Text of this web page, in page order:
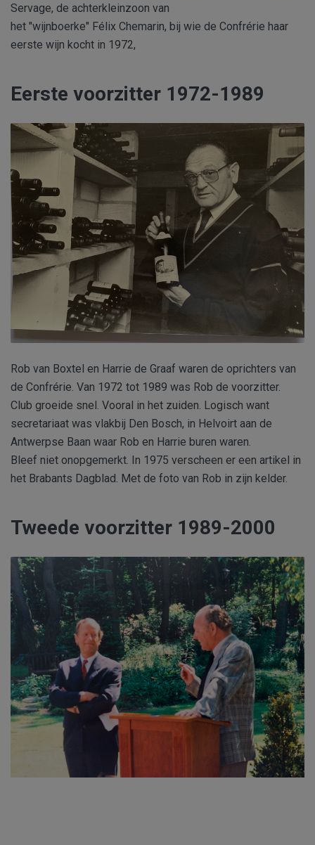
Servage, de achterkleinzoon van
het "wijnboerke" Félix Chemarin, bij wie de Confrérie haar
eerste wijn kocht in 1972,
Eerste voorzitter 1972-1989
Rob van Boxtel en Harrie de Graaf waren de oprichters van
de Confrérie. Van 1972 tot 1989 was Rob de voorzitter.
Club groeide snel. Vooral in het zuiden. Logisch want
secretariaat was vlakbij Den Bosch, in Helvoirt aan de
Antwerpse Baan waar Rob en Harrie buren waren.
Bleef niet onopgemerkt. In 1975 verscheen er een artikel in
het Brabants Dagblad. Met de foto van Rob in zijn kelder.
Tweede voorzitter 1989-2000